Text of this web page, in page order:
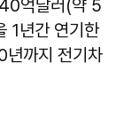
억달러(약 5
1년간 연기한
까지 전기차